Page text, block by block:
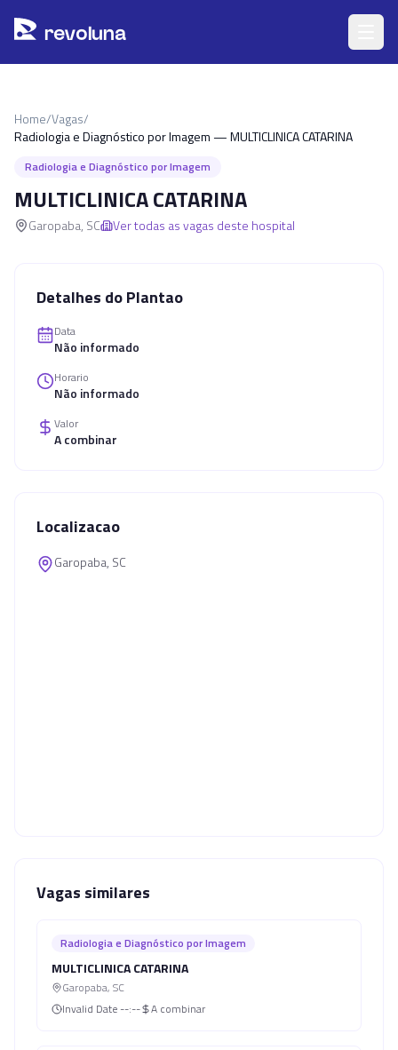
revoluna
Home/Vagas/
Radiologia e Diagnóstico por Imagem — MULTICLINICA CATARINA
Radiologia e Diagnóstico por Imagem
MULTICLINICA CATARINA
Garopaba, SC Ver todas as vagas deste hospital
Detalhes do Plantao
Data
Não informado
Horario
Não informado
Valor
A combinar
Localizacao
Garopaba, SC
Vagas similares
Radiologia e Diagnóstico por Imagem
MULTICLINICA CATARINA
Garopaba, SC
Invalid Date --:-- A combinar